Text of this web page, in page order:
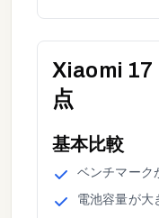
Xiaomi
点
基本比較
ベンチマーク
電池容量が大